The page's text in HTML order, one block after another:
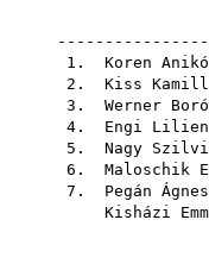
1. Koren Anikó
2. Kiss
3. Werner
4. Engi Lilien
5. Nagy
6. Maloschik
7. Pegán Ágnes
Kisházi